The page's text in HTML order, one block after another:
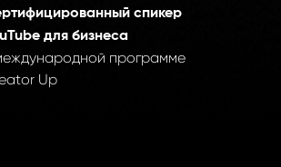
спикер
для бизнеса
программе
Up